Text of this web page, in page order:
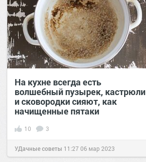
На кухне всегда есть
волшебный пузырек, кастрюли
и сковородки сияют, как
начищенные пятаки
10 3
УДачные советы 11:27 06 мар 2023